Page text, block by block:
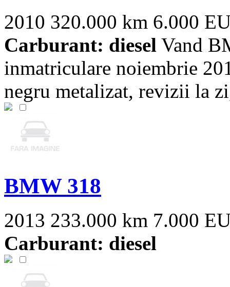
2010 320.000 km 6.000
Carburant: diesel Vand
inmatriculare noiembrie
negru metalizat, revizii la
BMW 318
2013 233.000 km 7.000
Carburant: diesel